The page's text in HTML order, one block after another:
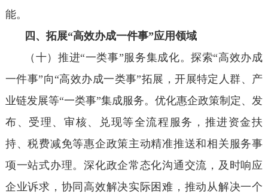
能。
四、拓展“高效办成一件事”应用领域
（十）推进“一类事”服务集成化。探索“高效办成
一件事”向“高效办成一类事”拓展，开展特定人群、产
业链发展等“一类事”集成服务。优化惠企政策制定、发
布、受理、审核、兑现等全流程服务，推进资金扶
持、税费减免等惠企政策主动精准推送和相关服务事
项一站式办理。深化政企常态化沟通交流，及时响应
企业诉求，协同高效解决实际困难，推动从解决一个